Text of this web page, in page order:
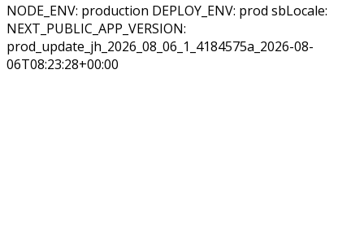
NODE_ENV: production DEPLOY_ENV: prod sbLocale:
NEXT_PUBLIC_APP_VERSION:
prod_update_jh_2026_08_06_1_4184575a_2026-08-
06T08:23:28+00:00